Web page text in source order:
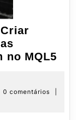
no MQL5
0 comentários